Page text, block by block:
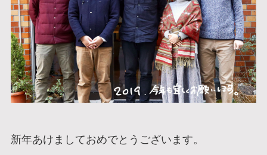
新年あけましておめでとうございます。